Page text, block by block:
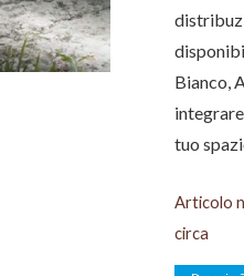
Bianco,
tuo
Articolo
circa